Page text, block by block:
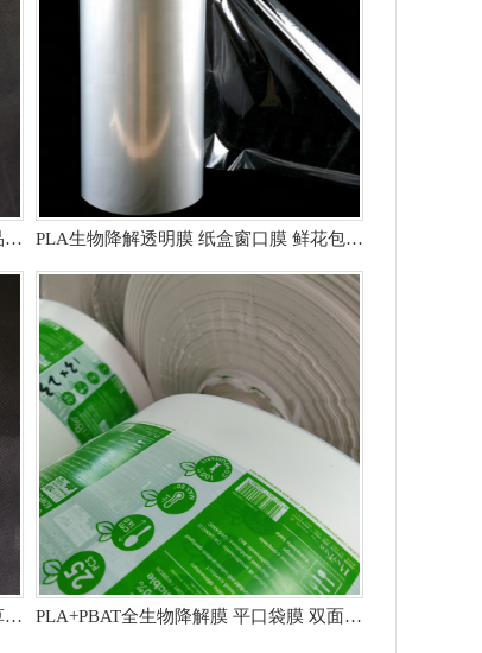
PLA+PBAT 全生物降解透气膜 妇婴用品纸尿裤膜 PLA生物降解透明膜 纸盒窗口膜 鲜花包装膜
PLA+PBAT全生物降解筒膜 包装袋膜 草绿色 PLA+PBAT全生物降解膜 平口袋膜 双面单色印刷